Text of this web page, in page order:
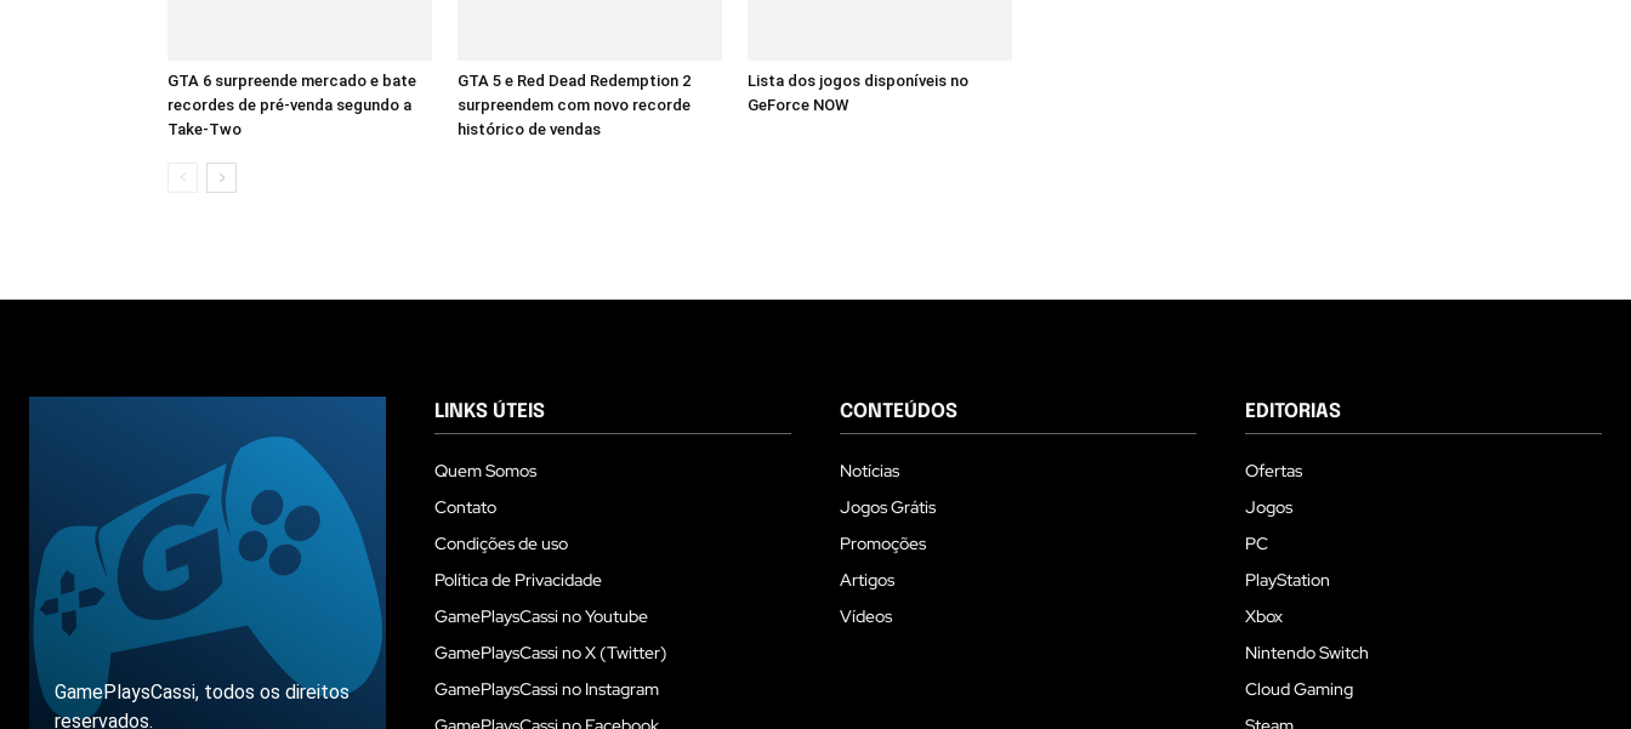
GTA 6 surpreende mercado e bate
recordes de pré-venda segundo a
Take-Two
GTA 5 e Red Dead Redemption 2
surpreendem com novo recorde
histórico de vendas
Lista dos jogos disponíveis no
GeForce NOW
GamePlaysCassi, todos os direitos
reservados.
LINKS ÚTEIS
Quem Somos
Contato
Condições de uso
Política de Privacidade
GamePlaysCassi no Youtube
GamePlaysCassi no X (Twitter)
GamePlaysCassi no Instagram
CONTEÚDOS
Notícias
Jogos Grátis
Promoções
Artigos
Vídeos
EDITORIAS
Ofertas
Jogos
PC
PlayStation
Xbox
Nintendo Switch
Cloud Gaming